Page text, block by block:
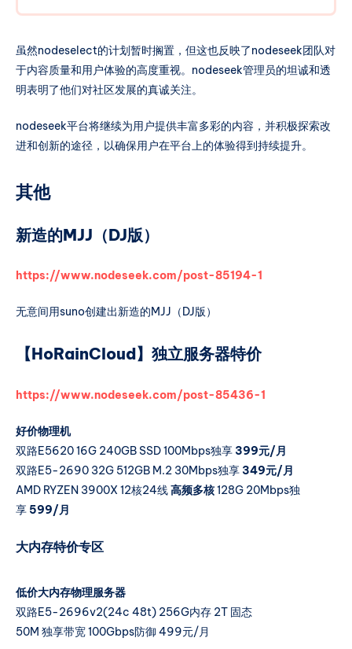
虽然nodeselect的计划暂时搁置，但这也反映了nodeseek团队对
于内容质量和用户体验的高度重视。nodeseek管理员的坦诚和透
明表明了他们对社区发展的真诚关注。
nodeseek平台将继续为用户提供丰富多彩的内容，并积极探索改
进和创新的途径，以确保用户在平台上的体验得到持续提升。
其他
新造的MJJ（DJ版）
https://www.nodeseek.com/post-85194-1
无意间用suno创建出新造的MJJ（DJ版）
【HoRainCloud】独立服务器特价
https://www.nodeseek.com/post-85436-1
好价物理机
双路E5620 16G 240GB SSD 100Mbps独享 399元/月
双路E5-2690 32G 512GB M.2 30Mbps独享 349元/月
AMD RYZEN 3900X 12核24线高频多核128G 20Mbps独
享 599/月
大内存特价专区
低价大内存物理服务器
双路E5-2696v2(24c 48t) 256G内存 2T 固态
50M 独享带宽 100Gbps防御 499元/月